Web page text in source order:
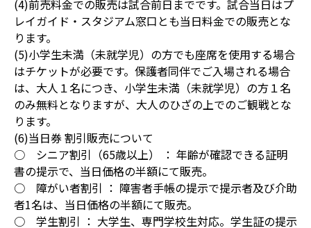
(4)前売料金での販売は試合前日までです。試合当日はプ
レイガイド・スタジアム窓口とも当日料金での販売とな
ります。
(5)小学生未満（未就学児）の方でも座席を使用する場合
はチケットが必要です。保護者同伴でご入場される場合
は、大人１名につき、小学生未満（未就学児）の方１名
のみ無料となりますが、大人のひざの上でのご観戦とな
ります。
(6)当日券 割引販売について
○ シニア割引（65歳以上） ： 年齢が確認できる証明
書の提示で、当日価格の半額にて販売。
○ 障がい者割引 ： 障害者手帳の提示で提示者及び介助
者1名は、当日価格の半額にて販売。
○ 学生割引 ： 大学生、専門学校生対応。学生証の提示